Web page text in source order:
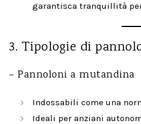
garantisca tranquillità
3. Tipologie di
– Pannoloni a mutandina
Indossabili come una
Ideali per anziani